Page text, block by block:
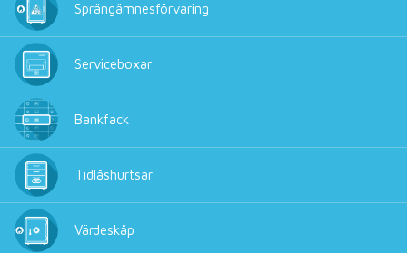
Sprängämnesförvaring
Serviceboxar
Bankfack
Tidlåshurtsar
Värdeskåp